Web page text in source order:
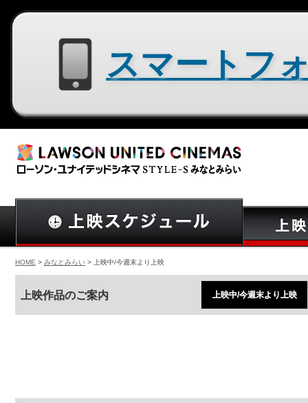
HOME > みなとみらい > 上映中/今週末より上映
上映作品のご案内 上映中/今週末より上映